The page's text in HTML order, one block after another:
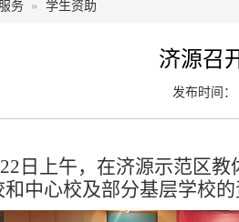
务 » 学生资助
济源召
发布时间
上午，在济源示范区教
中心校及部分基层学校